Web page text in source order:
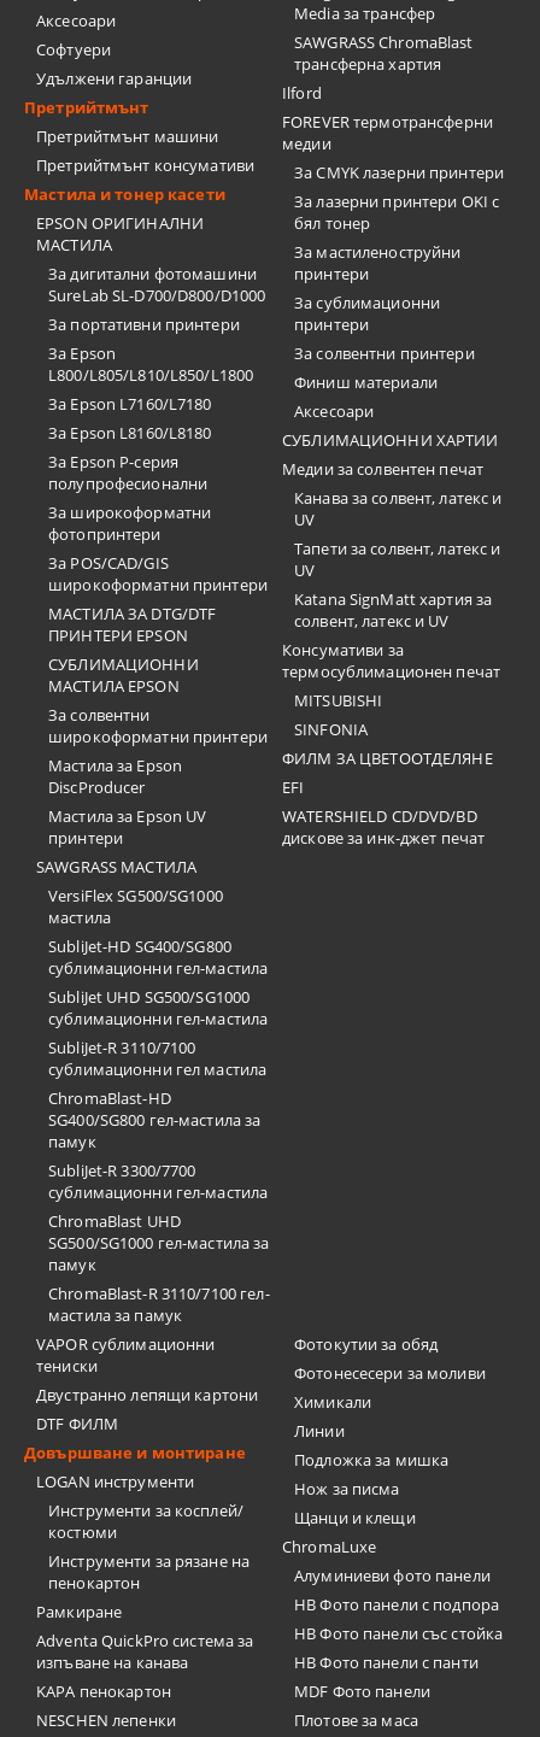
Аксесоари
Софтуери
Удължени гаранции
Претрийтмънт
Претрийтмънт машини
Претрийтмънт консумативи
Мастила и тонер касети
EPSON ОРИГИНАЛНИ
МАСТИЛА
За дигитални фотомашини
SureLab SL-D700/D800/D1000
За портативни принтери
За Epson
L800/L805/L810/L850/L1800
За Epson L7160/L7180
За Epson L8160/L8180
За Epson P-серия
полупрофесионални
За широкоформатни
фотопринтери
За POS/CAD/GIS
широкоформатни принтери
МАСТИЛА ЗА DTG/DTF
ПРИНТЕРИ EPSON
СУБЛИМАЦИОННИ
МАСТИЛА EPSON
За солвентни
широкоформатни принтери
Мастила за Epson
DiscProducer
Мастила за Epson UV
принтери
SAWGRASS МАСТИЛА
VersiFlex SG500/SG1000
мастила
SubliJet-HD SG400/SG800
сублимационни гел-мастила
SubliJet UHD SG500/SG1000
сублимационни гел-мастила
SubliJet-R 3110/7100
сублимационни гел мастила
ChromaBlast-HD
SG400/SG800 гел-мастила за
памук
SubliJet-R 3300/7700
сублимационни гел-мастила
ChromaBlast UHD
SG500/SG1000 гел-мастила за
памук
ChromaBlast-R 3110/7100 гел-
мастила за памук
Media за трансфер
SAWGRASS ChromaBlast
трансферна хартия
Ilford
FOREVER термотрансферни
медии
За CMYK лазерни принтери
За лазерни принтери OKI с
бял тонер
За мастиленоструйни
принтери
За сублимационни
принтери
За солвентни принтери
Финиш материали
Аксесоари
СУБЛИМАЦИОННИ ХАРТИИ
Медии за солвентен печат
Канава за солвент, латекс и
UV
Тапети за солвент, латекс и
UV
Katana SignMatt хартия за
солвент, латекс и UV
Консумативи за
термосублимационен печат
MITSUBISHI
SINFONIA
ФИЛМ ЗА ЦВЕТООТДЕЛЯНЕ
EFI
WATERSHIELD CD/DVD/BD
дискове за инк-джет печат
VAPOR сублимационни
тениски
Двустранно лепящи картони
DTF ФИЛМ
Довършване и монтиране
LOGAN инструменти
Инструменти за косплей/
костюми
Инструменти за рязане на
пенокартон
Рамкиране
Adventa QuickPro система за
изпъване на канава
KAPA пенокартон
NESCHEN лепенки
Фотокутии за обяд
Фотонесесери за моливи
Химикали
Линии
Подложка за мишка
Нож за писма
Щанци и клещи
ChromaLuxe
Алуминиеви фото панели
HB Фото панели с подпора
HB Фото панели със стойка
HB Фото панели с панти
MDF Фото панели
Плотове за маса